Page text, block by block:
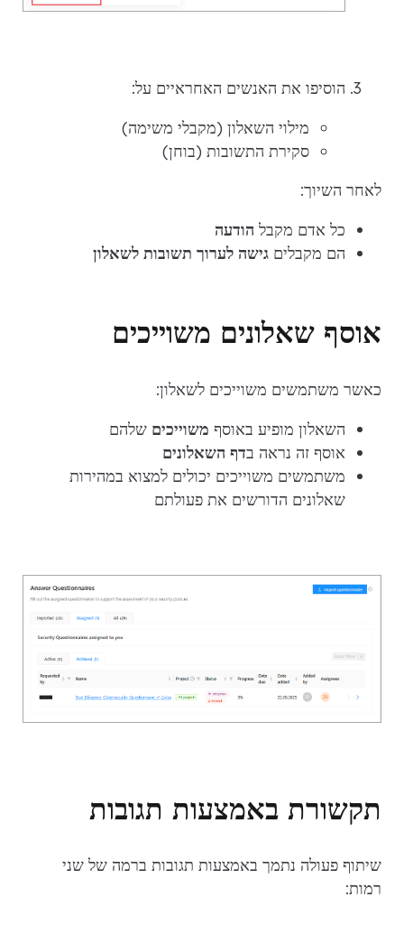
הוסיפו את האנשים האחראיים על:
מילוי השאלון (מקבלי משימה)
סקירת התשובות (בוחן)
לאחר השיוך:
כל אדם מקבל הודעה
הם מקבלים גישה לערוך תשובות לשאלון
אוסף שאלונים משוייכים
כאשר משתמשים משוייכים לשאלון:
השאלון מופיע באוסף משוייכים שלהם
אוסף זה נראה בדף השאלונים
משתמשים משוייכים יכולים למצוא במהירות
שאלונים הדורשים את פעולתם
תקשורת באמצעות תגובות
שיתוף פעולה נתמך באמצעות תגובות ברמה של שני
רמות: